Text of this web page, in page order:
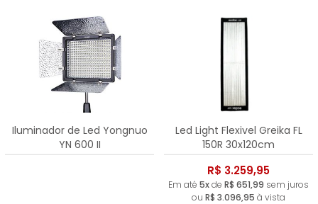
Iluminador de Led Yongnuo
YN 600 II
Led Light Flexivel Greika FL
150R 30x120cm
R$ 3.259,95
Em até 5xde R$ 651,99 sem juros
ou R$ 3.096,95 à vista